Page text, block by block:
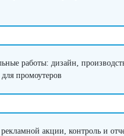
работы: дизайн,
промоутеров
акции, контроль и